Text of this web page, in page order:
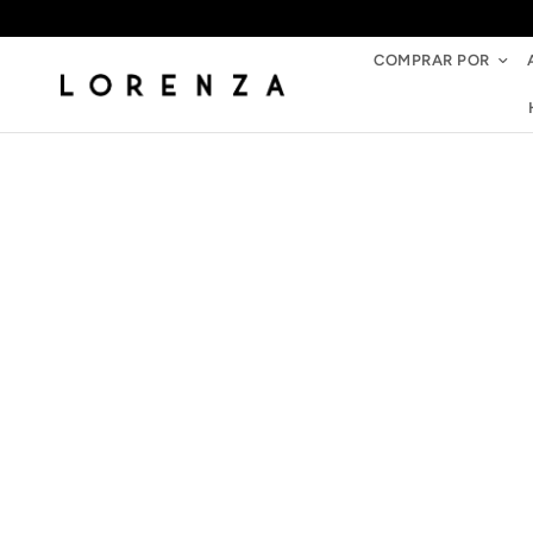
COMPRAR POR